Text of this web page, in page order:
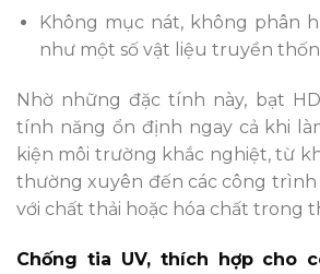
Không mục nát, không phân
như một số vật liệu truyền
Nhờ những đặc tính này, bạt
tính năng ổn định ngay cả khi
kiện môi trường khắc nghiệt, từ
thường xuyên đến các công
với chất thải hoặc hóa chất trong
Chống tia UV, thích hợp cho